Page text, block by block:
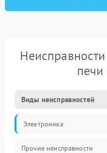
печи
Виды неисправностей
Электроника
Прочие неисправности